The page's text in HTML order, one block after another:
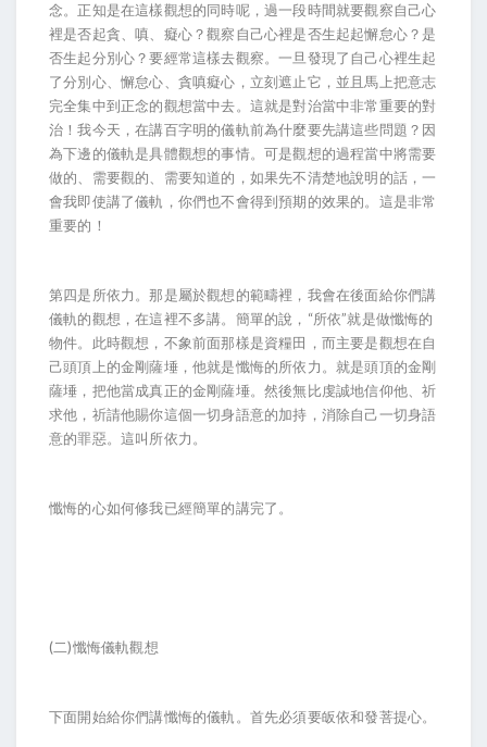
念。正知是在這樣觀想的同時呢，過一段時間就要觀察自己心
裡是否起貪、嗔、癡心？觀察自己心裡是否生起起懈怠心？是
否生起分別心？要經常這樣去觀察。一旦發現了自己心裡生起
了分別心、懈怠心、貪嗔癡心，立刻遮止它，並且馬上把意志
完全集中到正念的觀想當中去。這就是對治當中非常重要的對
治！我今天，在講百字明的儀軌前為什麼要先講這些問題？因
為下邊的儀軌是具體觀想的事情。可是觀想的過程當中將需要
做的、需要觀的、需要知道的，如果先不清楚地說明的話，一
會我即使講了儀軌，你們也不會得到預期的效果的。這是非常
重要的！
第四是所依力。那是屬於觀想的範疇裡，我會在後面給你們講
儀軌的觀想，在這裡不多講。簡單的說，“所依”就是做懺悔的
物件。此時觀想，不象前面那樣是資糧田，而主要是觀想在自
己頭頂上的金剛薩埵，他就是懺悔的所依力。就是頭頂的金剛
薩埵，把他當成真正的金剛薩埵。然後無比虔誠地信仰他、祈
求他，祈請他賜你這個一切身語意的加持，消除自己一切身語
意的罪惡。這叫所依力。
懺悔的心如何修我已經簡單的講完了。
(二)懺悔儀軌觀想
下面開始給你們講懺悔的儀軌。首先必須要皈依和發菩提心。